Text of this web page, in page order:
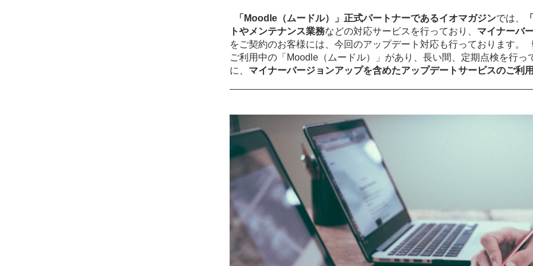
「Moodle（ムードル）」正式パートナーであるイオマガジンでは、
トやメンテナンス業務などの対応サービスを行っており、 マイナーバ
をご契約のお客様には、今回のアップデート対応も行っております
ご利用中の「Moodle（ムードル）」があり、長い間、定期点検を行っ
に、 マイナーバージョンアップを含めたアップデートサービスのご利